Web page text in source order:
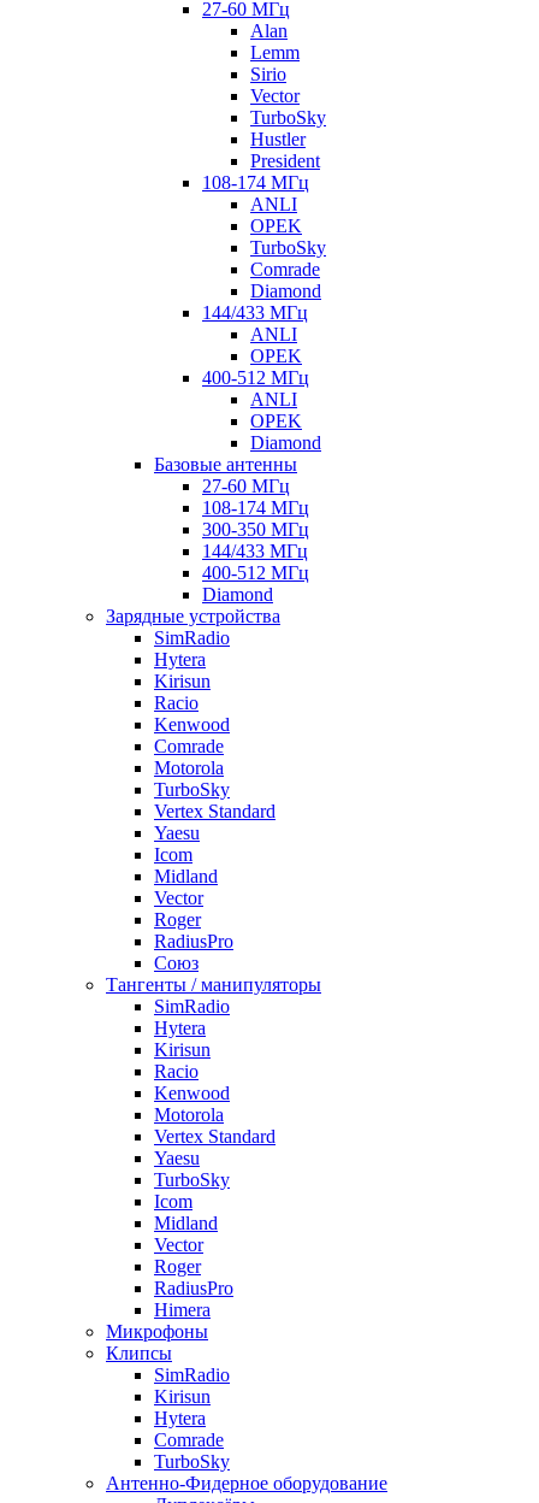
27-60 МГц
Alan
Lemm
Sirio
Vector
TurboSky
Hustler
President
108-174 МГц
ANLI
OPEK
TurboSky
Comrade
Diamond
144/433 МГц
ANLI
OPEK
400-512 МГц
ANLI
OPEK
Diamond
Базовые антенны
27-60 МГц
108-174 МГц
300-350 МГц
144/433 МГц
400-512 МГц
Diamond
Зарядные устройства
SimRadio
Hytera
Kirisun
Racio
Kenwood
Comrade
Motorola
TurboSky
Vertex Standard
Yaesu
Icom
Midland
Vector
Roger
RadiusPro
Союз
Тангенты / манипуляторы
SimRadio
Hytera
Kirisun
Racio
Kenwood
Motorola
Vertex Standard
Yaesu
TurboSky
Icom
Midland
Vector
Roger
RadiusPro
Himera
Микрофоны
Клипсы
SimRadio
Kirisun
Hytera
Comrade
TurboSky
Антенно-Фидерное оборудование